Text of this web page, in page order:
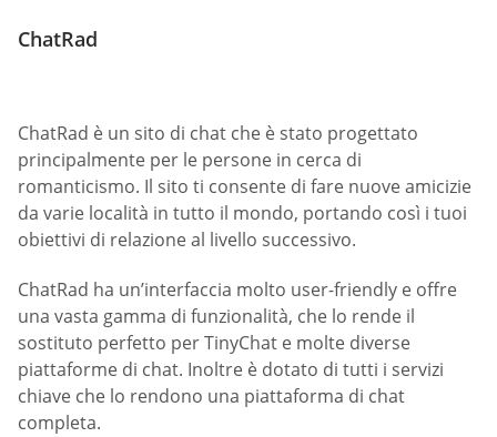
ChatRad
ChatRad è un sito di chat che è stato progettato
principalmente per le persone in cerca di
romanticismo. Il sito ti consente di fare nuove amicizie
da varie località in tutto il mondo, portando così i tuoi
obiettivi di relazione al livello successivo.
ChatRad ha un’interfaccia molto user-friendly e offre
una vasta gamma di funzionalità, che lo rende il
sostituto perfetto per TinyChat e molte diverse
piattaforme di chat. Inoltre è dotato di tutti i servizi
chiave che lo rendono una piattaforma di chat
completa.